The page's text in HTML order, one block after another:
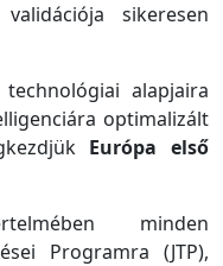
sikeresen
alapjaira
optimalizált
Európa első
minden
Programra (JTP),